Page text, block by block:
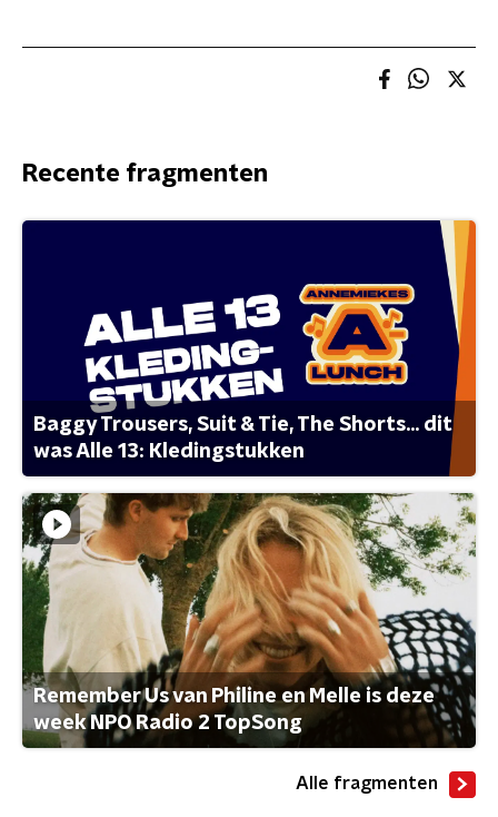
Recente fragmenten
Baggy Trousers, Suit & Tie, The Shorts... dit
was Alle 13: Kledingstukken
Remember Us van Philine en Melle is deze
week NPO Radio 2 TopSong
Alle fragmenten